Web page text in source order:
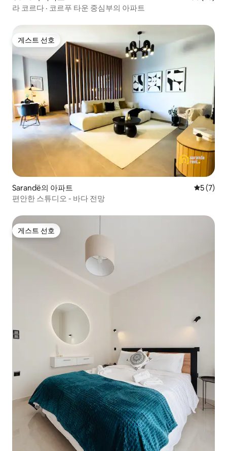
라 코르다 · 코르푸 타운 중심부의 아파트
게스트 선호
게스트 선호
Sarandë의 아파트 평점 5점
5 (7)
편안한 스튜디오 - 바다 전망
게스트 선호
게스트 선호